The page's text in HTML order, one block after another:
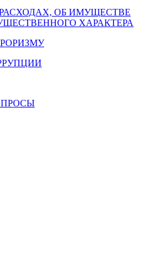
ОБ ИМУЩЕСТВЕ
ХАРАКТЕРА